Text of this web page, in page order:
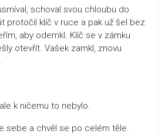
schoval svou chloubu do
protočil klíč v ruce a pak už šel bez
aby odemkl. Klíč se v zámku
otevřít. Vašek zamkl, znovu
k ničemu to nebylo.
sebe a chvěl se po celém těle.